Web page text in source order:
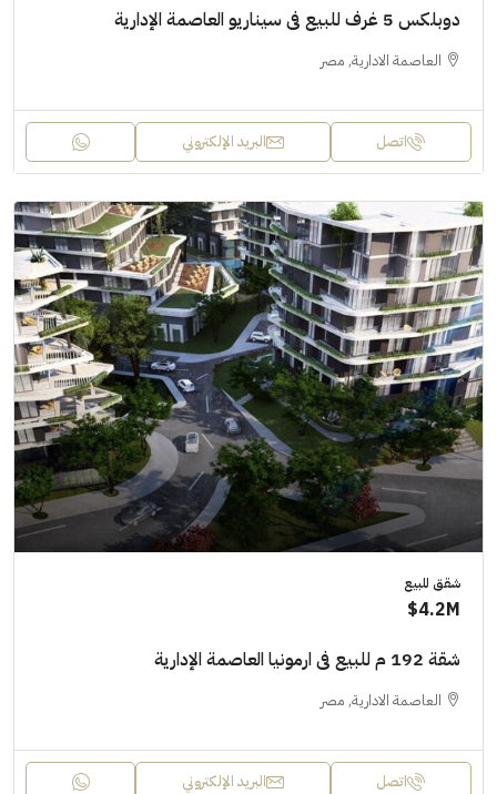
دوبلكس 5 غرف للبيع فى سيناريو العاصمة الإدارية
العاصمة الادارية, مصر
اتصل البريد الإلكتروني
شقق للبيع
4.2M$
شقة 192 م للبيع فى ارمونيا العاصمة الإدارية
العاصمة الادارية, مصر
اتصل البريد الإلكتروني